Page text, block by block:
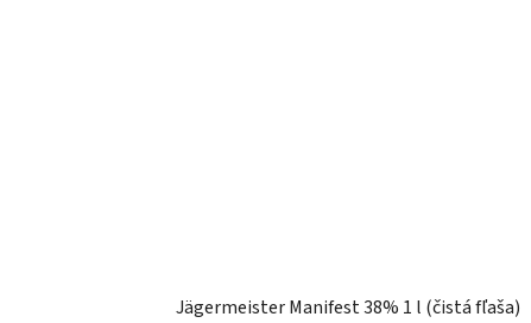
Jägermeister Manifest 38% 1 l (čistá fľaša)